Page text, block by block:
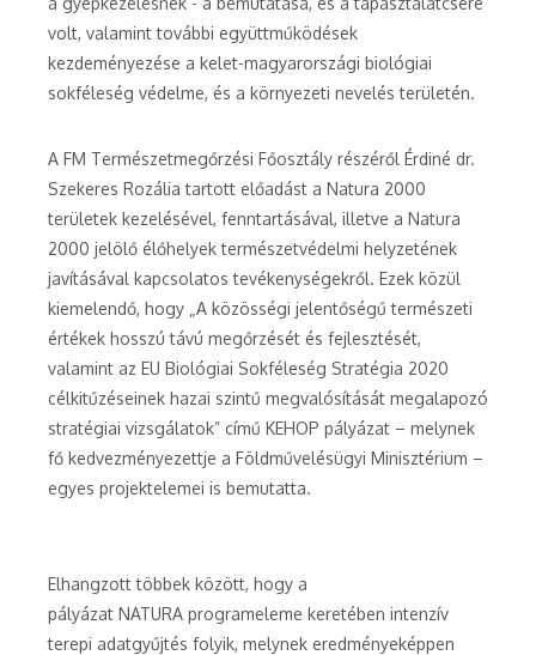
volt, valamint további együttműködések
kezdeményezése a kelet-magyarországi biológiai
sokféleség védelme, és a környezeti nevelés területén.
A FM Természetmegőrzési Főosztály részéről Érdiné dr.
Szekeres Rozália tartott előadást a Natura 2000
területek kezelésével, fenntartásával, illetve a Natura
2000 jelölő élőhelyek természetvédelmi helyzetének
javításával kapcsolatos tevékenységekről. Ezek közül
kiemelendő, hogy „A közösségi jelentőségű természeti
értékek hosszú távú megőrzését és fejlesztését,
valamint az EU Biológiai Sokféleség Stratégia 2020
célkitűzéseinek hazai szintű megvalósítását megalapozó
stratégiai vizsgálatok” című KEHOP pályázat – melynek
fő kedvezményezettje a Földművelésügyi Minisztérium –
egyes projektelemei is bemutatta.
Elhangzott többek között, hogy a
pályázat NATURA programeleme keretében intenzív
terepi adatgyűjtés folyik, melynek eredményeképpen